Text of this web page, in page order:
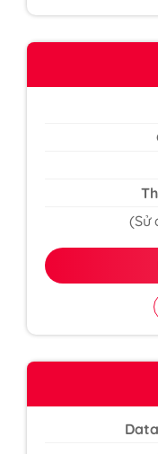
(Sử